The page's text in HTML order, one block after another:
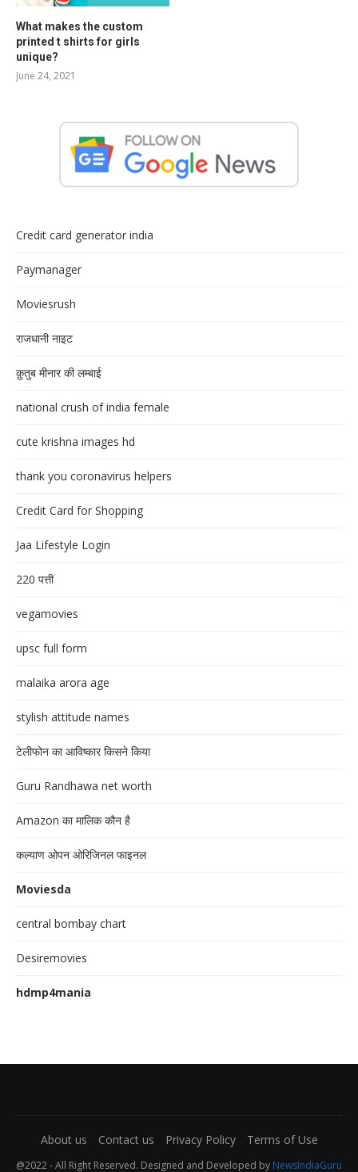
What makes the custom
printed t shirts for girls
unique?
June 24, 2021
Credit card generator india
Paymanager
Moviesrush
राजधानी नाइट
क़ुतुब मीनार की लम्बाई
national crush of india female
cute krishna images hd
thank you coronavirus helpers
Credit Card for Shopping
Jaa Lifestyle Login
220 पत्ती
vegamovies
upsc full form
malaika arora age
stylish attitude names
टेलीफोन का आविष्कार किसने किया
Guru Randhawa net worth
Amazon का मालिक कौन है
कल्याण ओपन ओरिजिनल फाइनल
Moviesda
central bombay chart
Desiremovies
hdmp4mania
About us Contact us Privacy Policy Terms of Use
@2022 - All Right Reserved. Designed and Developed by NewsIndiaGuru